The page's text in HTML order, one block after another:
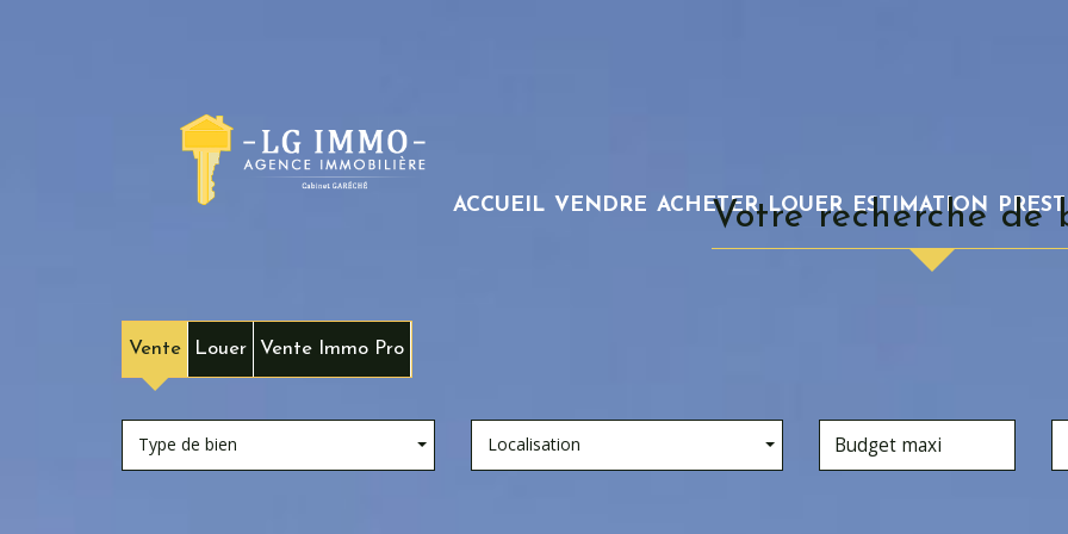
ACCUEIL VENDRE ACHETER LOUER ESTIMATION
votre recherche de
Vente Louer Vente Immo Pro
Type de bien Localisation